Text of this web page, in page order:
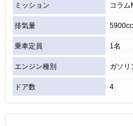
ミッション コラム
排気量 5900cc
乗車定員 1名
エンジン種別 ガソリ
ドア数 4